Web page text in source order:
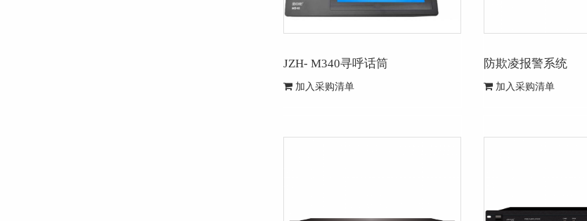
JZH- M340寻呼话筒
加入采购清单
防欺凌报警系统
加入采购清单